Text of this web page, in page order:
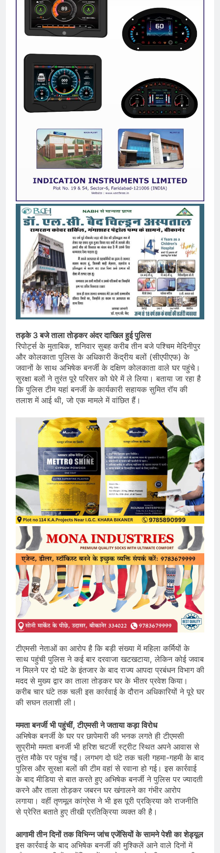
तड़के 3 बजे ताला तोड़कर अंदर दाखिल हुई पुलिस
रिपोर्ट्स के मुताबिक, शनिवार सुबह करीब तीन बजे पश्चिम मेदिनीपुर
और कोलकाता पुलिस के अधिकारी केंद्रीय बलों (सीएपीएफ) के
जवानों के साथ अभिषेक बनर्जी के दक्षिण कोलकाता वाले घर पहुंचे।
सुरक्षा बलों ने तुरंत पूरे परिसर को घेरे में ले लिया। बताया जा रहा है
कि पुलिस टीम यहां बनर्जी के कार्यकारी सहायक सुमित रॉय की
तलाश में आई थी, जो एक मामले में वांछित हैं।
टीएमसी नेताओं का आरोप है कि बड़ी संख्या में महिला कर्मियों के
साथ पहुंची पुलिस ने कई बार दरवाजा खटखटाया, लेकिन कोई जवाब
न मिलने पर दो घंटे के इंतजार के बाद राज्य आपदा प्रबंधन विभाग की
मदद से मुख्य द्वार का ताला तोड़कर घर के भीतर प्रवेश किया।
करीब चार घंटे तक चली इस कार्रवाई के दौरान अधिकारियों ने पूरे घर
की सघन तलाशी ली।
ममता बनर्जी भी पहुंचीं, टीएमसी ने जताया कड़ा विरोध
अभिषेक बनर्जी के घर पर छापेमारी की भनक लगते ही टीएमसी
सुप्रीमो ममता बनर्जी भी हरिश चटर्जी स्ट्रीट स्थित अपने आवास से
तुरंत मौके पर पहुंच गईं। लगभग दो घंटे तक चली गहमा-गहमी के बाद
पुलिस और सुरक्षा बलों की टीम वहां से रवाना हो गई। इस कार्रवाई
के बाद मीडिया से बात करते हुए अभिषेक बनर्जी ने पुलिस पर ज्यादती
करने और ताला तोड़कर जबरन घर खंगालने का गंभीर आरोप
लगाया। वहीं तृणमूल कांग्रेस ने भी इस पूरी प्रक्रिया को राजनीति
से प्रेरित बताते हुए तीखी प्रतिक्रिया व्यक्त की है।
आगामी तीन दिनों तक विभिन्न जांच एजेंसियों के सामने पेशी का शेड्यूल
इस कार्रवाई के बाद अभिषेक बनर्जी की मुश्किलें आने वाले दिनों में